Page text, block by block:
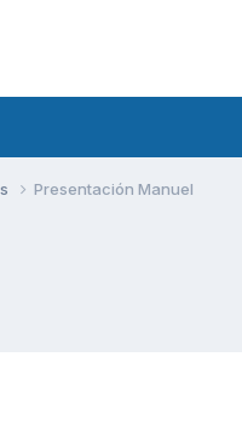
Presentación Manuel